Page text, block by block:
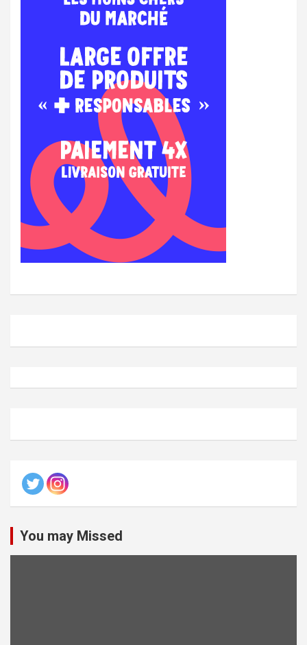
You may Missed